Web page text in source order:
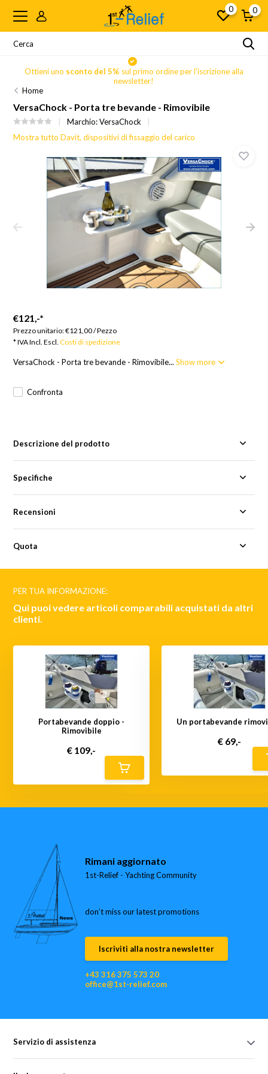
0 0
Ottieni uno sconto del 5% sul primo ordine per l'iscrizione alla
newsletter!
Home
VersaChock - Porta tre bevande - Rimovibile
Marchio:VersaChock
Mostra tutto Davit, dispositivi di fissaggio del carico
€121,-*
Prezzo unitario:€121,00/Pezzo
* IVA Incl. Escl.Costi di spedizione
VersaChock - Porta tre bevande - Rimovibile...Show more
Confronta
Descrizione del prodotto
Specifiche
Recensioni
Quota
PER TUA INFORMAZIONE:
Qui puoi vedere articoli comparabili acquistati da altri
clienti.
Portabevande doppio -
Rimovibile
€ 109,-
Un portabevande
€ 69,-
Rimani aggiornato
1st-Relief - Yachting Community
don’t miss our latest promotions
Iscriviti alla nostra newsletter
+43 316 375 573 20
office@1st-relief.com
Servizio di assistenza